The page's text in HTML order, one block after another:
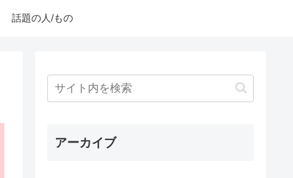
話題の人/もの
アーカイブ